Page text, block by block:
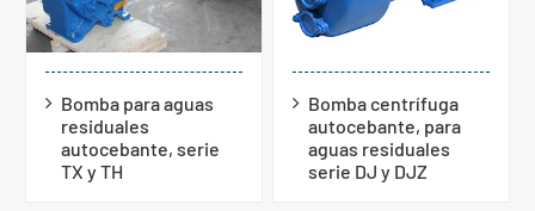
Bomba para aguas
residuales
autocebante, serie
TX y TH
Bomba centrífuga
autocebante, para
aguas residuales
serie DJ y DJZ